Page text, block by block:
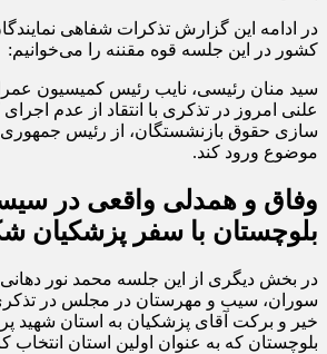
در ادامه این گزارش تذکرات شفاهی
کشور در این جلسه قوه مقننه را می‌خوانیم:
سید منان رئیسی، نایب رئیس کمیسیون
علنی امروز در تذکری با انتقاد از عدم
سازی حقوق بازنشستگان، از رئیس جمهوری
موضوع ورود کند.
وفاق و همدلی واقعی در
بلوچستان با سفر پزشکیان
در بخش دیگری از این جلسه محمد نور دهانی،
سوران، سیب و مهرستان در مجلس در
خیر و برکت آقای پزشکیان به استان شهید
بلوچستان که به عنوان اولین استان انتخاب